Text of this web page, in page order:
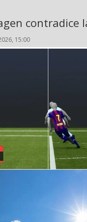
contradice
15:00